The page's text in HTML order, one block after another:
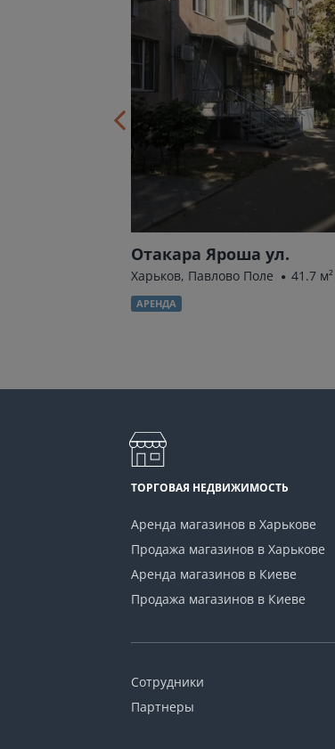
Отакара Яроша ул.
Харьков, Павлово Поле 41.7 м²
АРЕНДА
ТОРГОВАЯ НЕДВИЖИМОСТЬ
Аренда магазинов в Харькове
Продажа магазинов в Харькове
Аренда магазинов в Киеве
Продажа магазинов в Киеве
Сотрудники
Партнеры